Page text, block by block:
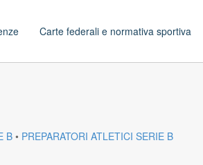
Carte federali e normativa sportiva
B• PREPARATORI ATLETICI SERIE B